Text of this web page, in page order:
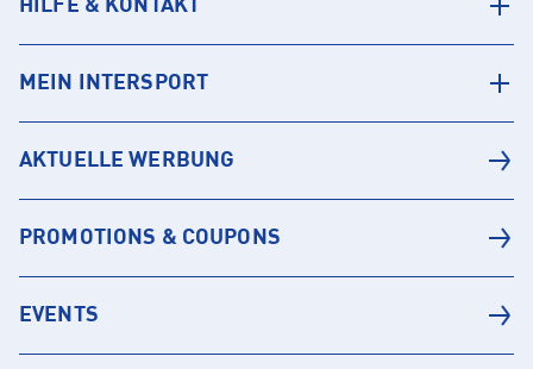
HILFE & KONTAKT
MEIN INTERSPORT
AKTUELLE WERBUNG
PROMOTIONS & COUPONS
EVENTS